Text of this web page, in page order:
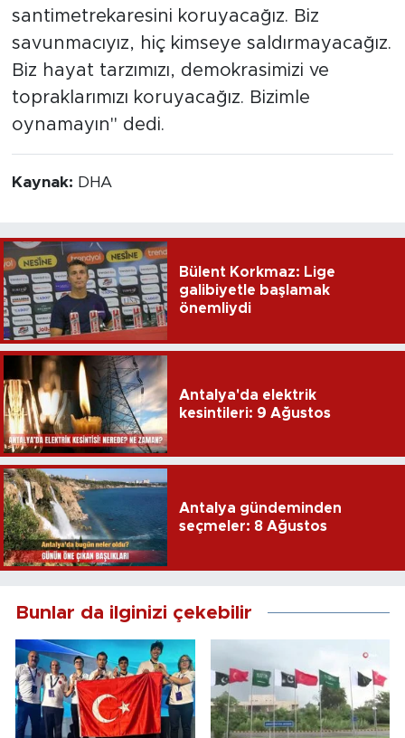
santimetrekaresini koruyacağız. Biz
savunmacıyız, hiç kimseye saldırmayacağız.
Biz hayat tarzımızı, demokrasimizi ve
topraklarımızı koruyacağız. Bizimle
oynamayın" dedi.
Kaynak: DHA
Bülent Korkmaz: Lige
galibiyetle başlamak
önemliydi
Antalya'da elektrik
kesintileri: 9 Ağustos
Antalya gündeminden
seçmeler: 8 Ağustos
Bunlar da ilginizi çekebilir